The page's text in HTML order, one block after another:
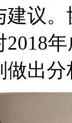
议
做出